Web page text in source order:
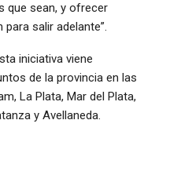
que sean, y ofrecer
salir adelante”.
iniciativa viene
de la provincia en las
La Plata, Mar del Plata,
y Avellaneda.